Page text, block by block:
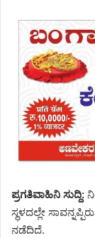
ಪ್ರಗತಿವಾಹಿನಿ ಸುದ್ದಿ:
ಸ್ಥಳದಲ್ಲೇ
ನಡೆದಿದೆ.